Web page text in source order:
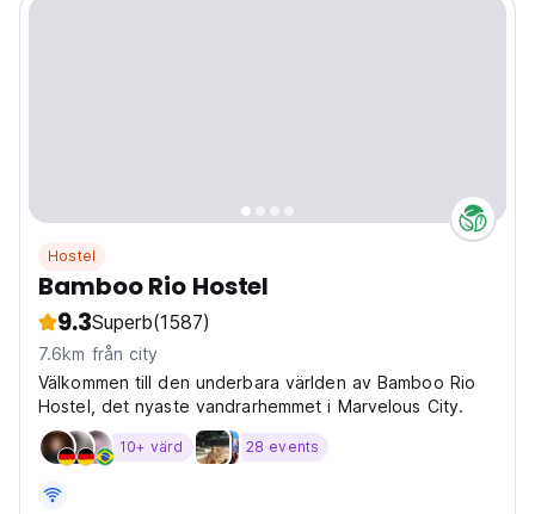
Hostel
Bamboo Rio Hostel
9.3Superb(1587)
7.6km från city
Välkommen till den underbara världen av Bamboo Rio
Hostel, det nyaste vandrarhemmet i Marvelous City.
10+ värd 28 events